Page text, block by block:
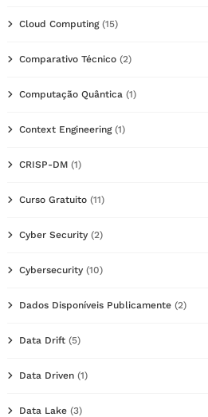
Cloud Computing(15)
Comparativo Técnico (2)
Computação Quântica (1)
Context Engineering(1)
CRISP-DM (1)
Curso Gratuito (11)
Cyber Security (2)
Cybersecurity (10)
Dados Disponíveis Publicamente (2)
Data Drift (5)
Data Driven (1)
Data Lake (3)